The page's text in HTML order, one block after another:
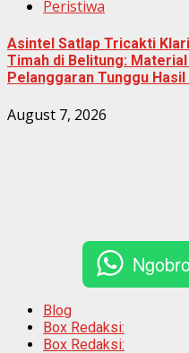
Peristiwa
Asintel Satlap Tricakti
Timah di Belitung:
Pelanggaran Tunggu
August 7, 2026
Blog
Box Redaksi:
Box Redaksi: